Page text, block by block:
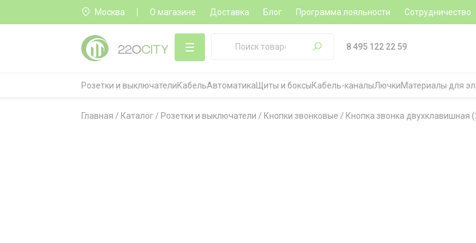
Москва О магазине Доставка Блог Программа лояльности Сотрудничество
8 495 122 22 59
Розетки и выключателиКабельАвтоматика Щиты и боксыКабель-каналыЛючкиМатериалы для
Главная / Каталог / Розетки и выключатели / Кнопки звонковые / Кнопка звонка двухклавишная